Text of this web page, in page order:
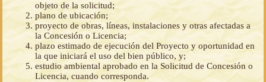
objeto de la solicitud;
plano de ubicación;
proyecto de obras, líneas, instalaciones y otras afectadas a
la Concesión o Licencia;
plazo estimado de ejecución del Proyecto y oportunidad en
la que iniciará el uso del bien público, y;
estudio ambiental aprobado en la Solicitud de Concesión o
Licencia, cuando corresponda.